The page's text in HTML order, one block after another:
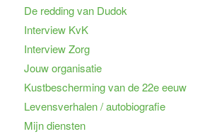
De redding van Dudok
Interview KvK
Interview Zorg
Jouw organisatie
Kustbescherming van de 22e eeuw
Levensverhalen / autobiografie
Mijn diensten